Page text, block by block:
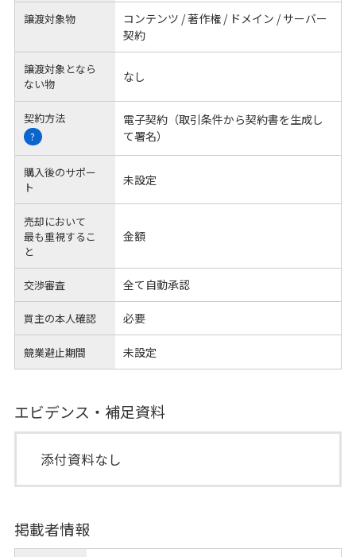
譲渡対象物
コンテンツ / 著作権 / ドメイン / サーバー
契約
譲渡対象となら
ない物
なし
契約方法
?
電子契約（取引条件から契約書を生成し
て署名）
購入後のサポー
ト
未設定
売却において
最も重視するこ
と
金額
交渉審査 全て自動承認
買主の本人確認 必要
競業避止期間 未設定
エビデンス・補足資料
添付資料なし
掲載者情報